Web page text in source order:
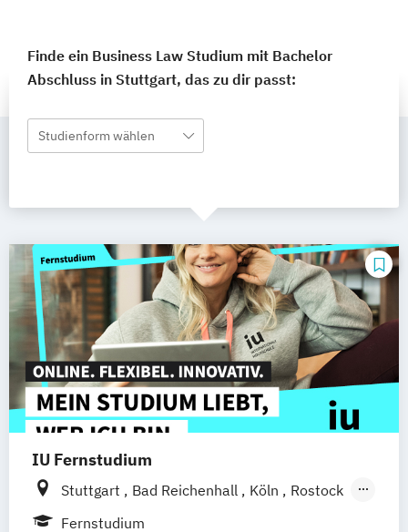
Finde ein Business Law Studium mit Bachelor
Abschluss in Stuttgart, das zu dir passt:
Studienform wählen
IU Fernstudium
Stuttgart Bad Reichenhall Köln
Rostock
Freiburg
Fernstudium